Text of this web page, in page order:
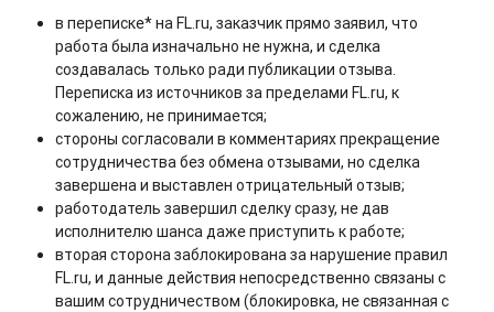
в переписке* на FL.ru, заказчик прямо заявил, что
работа была изначально не нужна, и сделка
создавалась только ради публикации отзыва.
Переписка из источников за пределами FL.ru, к
сожалению, не принимается;
стороны согласовали в комментариях прекращение
сотрудничества без обмена отзывами, но сделка
завершена и выставлен отрицательный отзыв;
работодатель завершил сделку сразу, не дав
исполнителю шанса даже приступить к работе;
вторая сторона заблокирована за нарушение правил
FL.ru, и данные действия непосредственно связаны с
вашим сотрудничеством (блокировка, не связанная с